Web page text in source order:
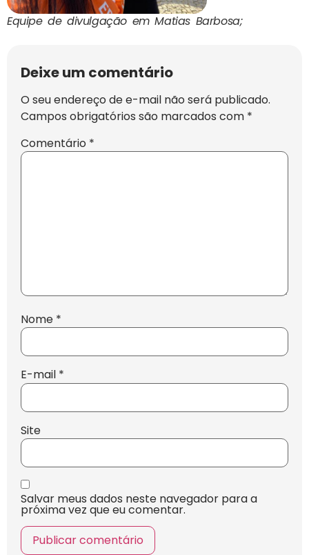
Equipe de divulgação em Matias Barbosa;
Deixe um comentário
O seu endereço de e-mail não será publicado.
Campos obrigatórios são marcados com *
Comentário *
Nome *
E-mail *
Site
Salvar meus dados neste navegador para a
próxima vez que eu comentar.